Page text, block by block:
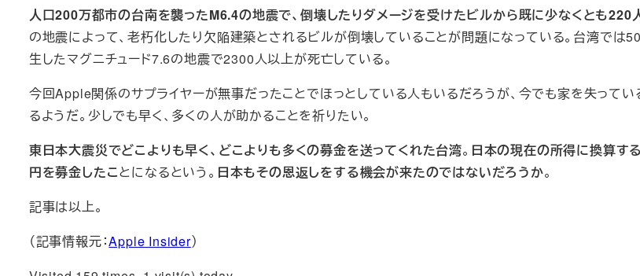
人口200万都市の台南を襲ったM6.4の地震で、倒壊したりダメージを受けたビルから既に少なくとも220
の地震によって、老朽化したり欠陥建築とされるビルが倒壊していることが問題になっている。台湾では
生したマグニチュード7.6の地震で2300人以上が死亡している。
今回Apple関係のサプライヤーが無事だったことでほっとしている人もいるだろうが、今でも家を失って
るようだ。少しでも早く、多くの人が助かることを祈りたい。
東日本大震災でどこよりも早く、どこよりも多くの募金を送ってくれた台湾。 日本の現在の所得に換算す
円を募金したことになるという。 日本もその恩返しをする機会が来たのではないだろうか。
記事は以上。
（記事情報元：Apple Insider）